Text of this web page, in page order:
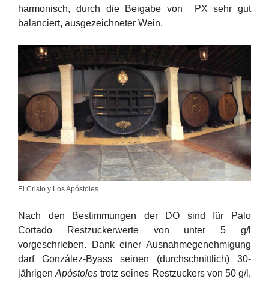
harmonisch, durch die Beigabe von PX sehr gut
balanciert, ausgezeichneter Wein.
El Cristo y Los Apóstoles
Nach den Bestimmungen der DO sind für Palo
Cortado Restzuckerwerte von unter 5 g/l
vorgeschrieben. Dank einer Ausnahmegenehmigung
darf González-Byass seinen (durchschnittlich) 30-
jährigenApóstoles trotz seines Restzuckers von 50 g/l,